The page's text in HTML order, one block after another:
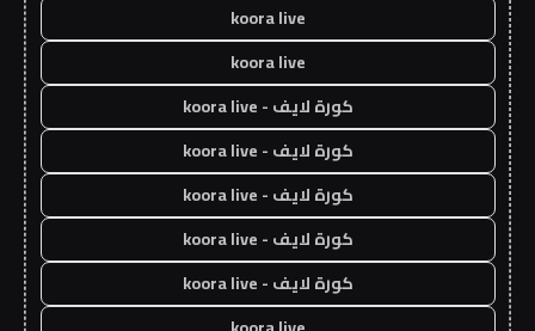
koora live
koora live
كورة لايف - koora live
كورة لايف - koora live
كورة لايف - koora live
كورة لايف - koora live
كورة لايف - koora live